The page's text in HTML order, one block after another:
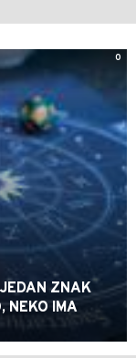
0
ZNAK
NEKO IMA